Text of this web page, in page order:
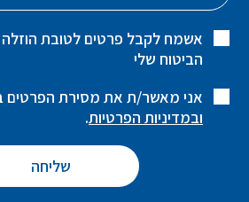
אשמח לקבל פרטים לטובת הוזלה
הביטוח שלי
אני מאשר/ת את מסירת הפרטים
ובמדיניות הפרטיות.